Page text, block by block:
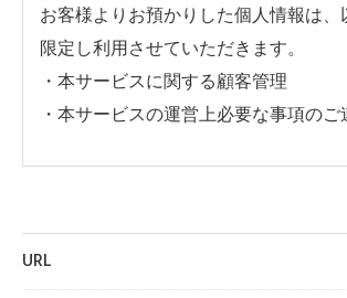
お客様よりお預かりした個人情報は
限定し利用させていただきます。
・本サービスに関する顧客管理
・本サービスの運営上必要な事項のご
られた場合を除き、
URL